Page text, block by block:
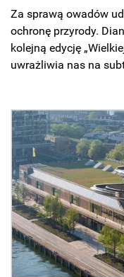
Za sprawą owadów
ochronę przyrody.
kolejną edycję
uwrażliwia nas na